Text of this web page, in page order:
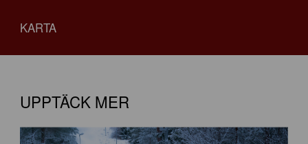
KARTA
UPPTÄCK MER